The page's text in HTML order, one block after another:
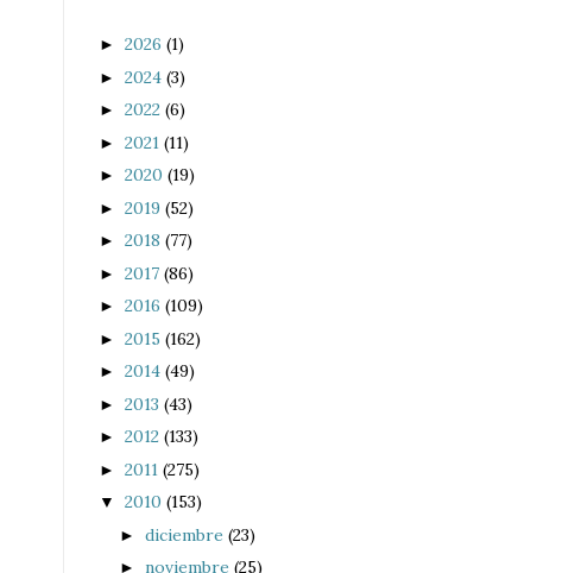
► 2026 (1)
► 2024 (3)
► 2022 (6)
► 2021 (11)
► 2020 (19)
► 2019 (52)
► 2018 (77)
► 2017 (86)
► 2016 (109)
► 2015 (162)
► 2014 (49)
► 2013 (43)
► 2012 (133)
► 2011 (275)
▼ 2010 (153)
► diciembre (23)
► noviembre (25)